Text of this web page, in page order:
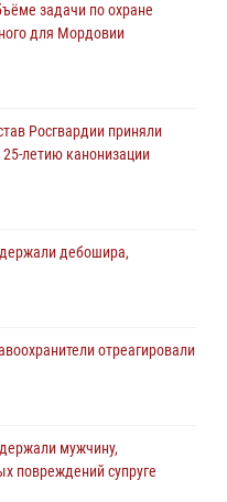
задачи по охране
для Мордовии
Росгвардии приняли
летию канонизации
дебошира,
отреагировали
мужчину,
повреждений супруге